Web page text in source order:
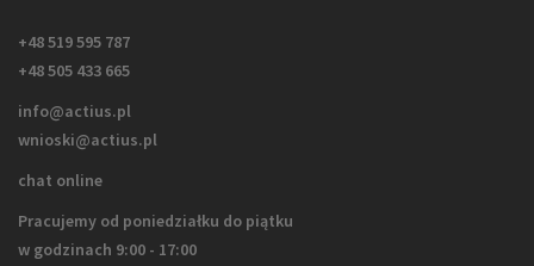
+48 519 595 787
+48 505 433 665
info@actius.pl
wnioski@actius.pl
chat online
Pracujemy od poniedziałku do piątku
w godzinach 9:00 - 17:00